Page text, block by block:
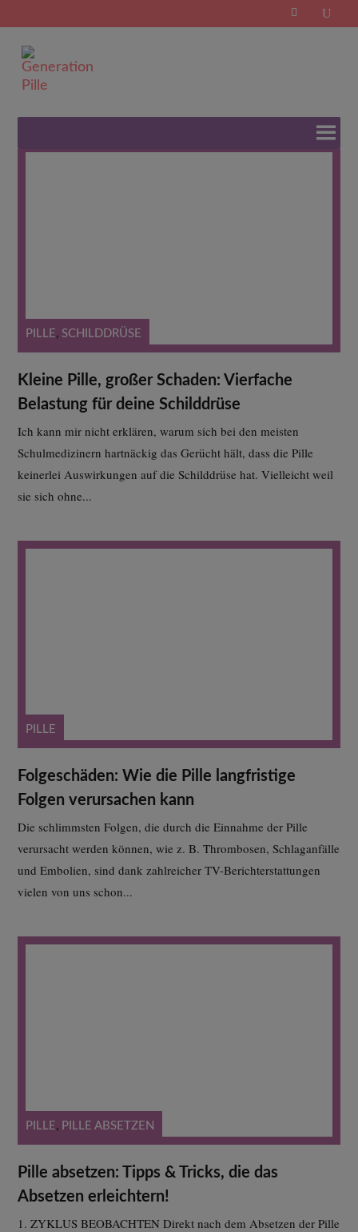
for:
Schlagwort:Folgeschäden
PILLE,SCHILDDRÜSE
Kleine Pille, großer Schaden: Vierfache
Belastung für deine Schilddrüse
Ich kann mir nicht erklären, warum sich bei den meisten
Schulmedizinern hartnäckig das Gerücht hält, dass die Pille
keinerlei Auswirkungen auf die Schilddrüse hat. Vielleicht weil
sie sich ohne...
PILLE
Folgeschäden: Wie die Pille langfristige
Folgen verursachen kann
Die schlimmsten Folgen, die durch die Einnahme der Pille
verursacht werden können, wie z. B. Thrombosen, Schlaganfälle
und Embolien, sind dank zahlreicher TV-Berichterstattungen
vielen von uns schon...
PILLE, PILLE ABSETZEN
Pille absetzen: Tipps & Tricks, die das
Absetzen erleichtern!
1. ZYKLUS BEOBACHTEN Direkt nach dem Absetzen der Pille